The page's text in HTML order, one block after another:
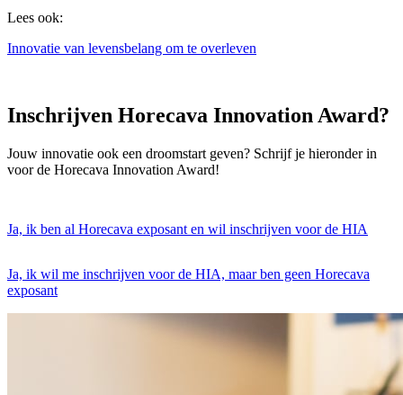
Lees ook:
Innovatie van levensbelang om te overleven
Inschrijven Horecava Innovation Award?
Jouw innovatie ook een droomstart geven? Schrijf je hieronder in
voor de Horecava Innovation Award!
Ja, ik ben al Horecava exposant en wil inschrijven voor de HIA
Ja, ik wil me inschrijven voor de HIA, maar ben geen Horecava
exposant